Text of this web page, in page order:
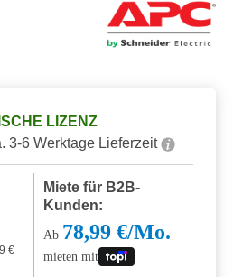
LIZENZ
3-6 Werktage Lieferzeit
€
Miete für B2B-
Kunden:
Ab 78,99 €/Mo.
mieten mit